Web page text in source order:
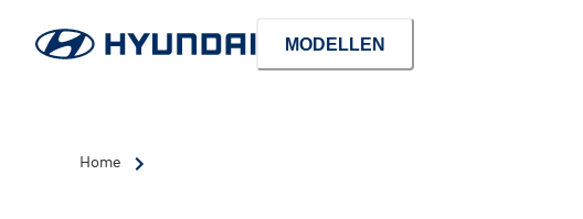
MODELLEN
Home